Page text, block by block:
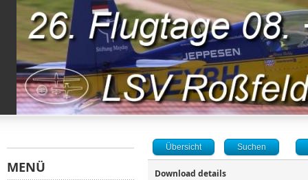
Übersicht Suchen
Download details
MENÜ